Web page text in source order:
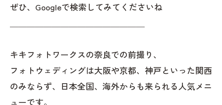
ぜひ、Googleで検索してみてくださいね
キキフォトワークスの奈良での前撮り、
フォトウェディングは大阪や京都、神戸といった関西
のみならず、日本全国、海外からも来られる人気メニ
ューです。